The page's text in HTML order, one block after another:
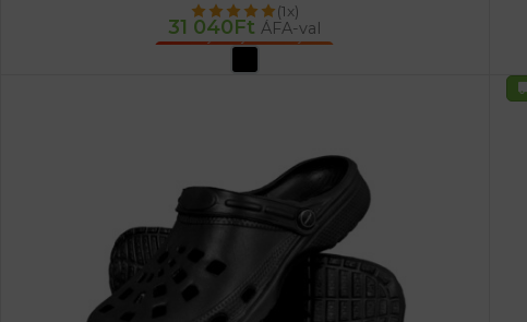
(1x)
31 040Ft ÁFA-val
OPCIÓK VÁLASZTÁSA